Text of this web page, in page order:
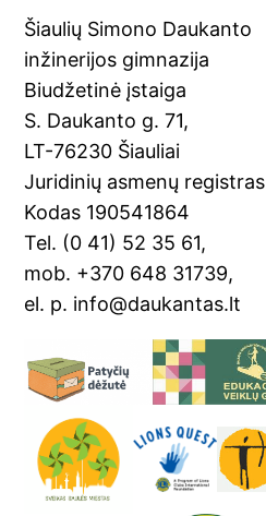
Šiaulių Simono Daukanto
inžinerijos gimnazija
Biudžetinė įstaiga
S. Daukanto g. 71,
LT-76230 Šiauliai
Juridinių asmenų registras
Kodas 190541864
Tel. (0 41) 52 35 61,
mob. +370 648 31739,
el. p. info@daukantas.lt